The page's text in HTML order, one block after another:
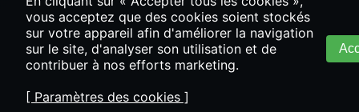
vous acceptez que des cookies soient stockés
sur votre appareil afin d'améliorer la navigation
sur le site, d'analyser son utilisation et de
contribuer à nos efforts marketing.
[ Paramètres des cookies ]